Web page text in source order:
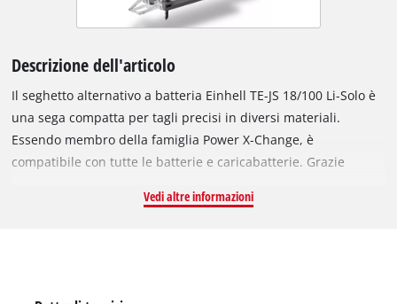
Descrizione dell'articolo
Il seghetto alternativo a batteria Einhell TE-JS 18/100 Li-Solo è
una sega compatta per tagli precisi in diversi materiali.
Essendo membro della famiglia Power X-Change, è
compatibile con tutte le batterie e caricabatterie. Grazie
garantisce tagli precisi. Per tagli più rapidi, è possibile attivare
Vedi altre informazioni